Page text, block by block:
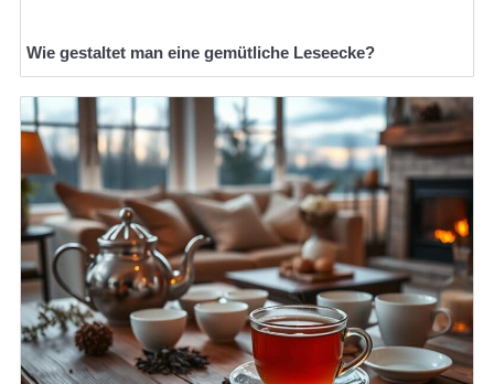
Wie gestaltet man eine gemütliche Leseecke?